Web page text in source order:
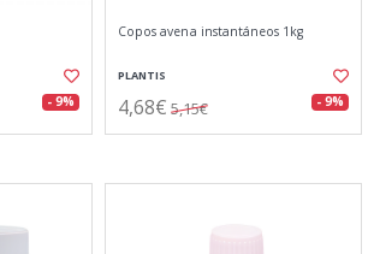
- 9%
Copos avena instantáneos 1kg
PLANTIS
4,68€ 5,15€ - 9%